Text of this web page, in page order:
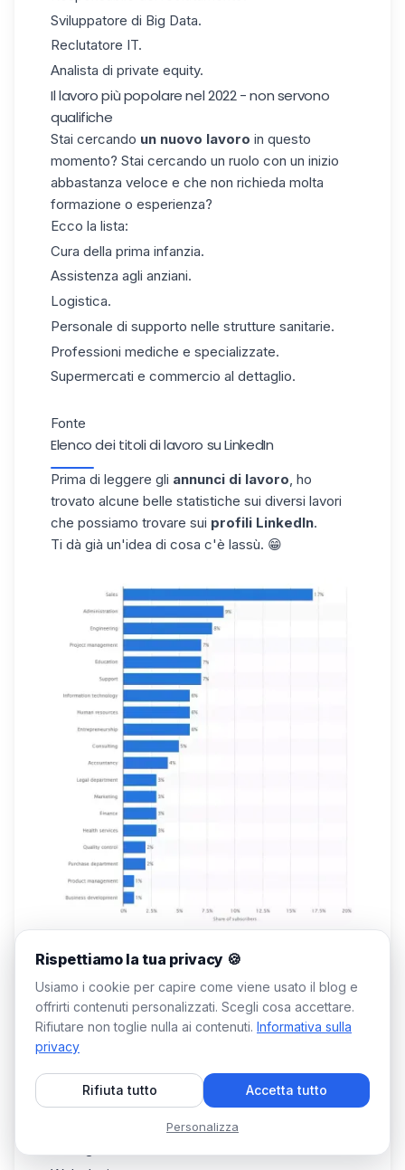
Sviluppatore di Big Data.
Reclutatore IT.
Analista di private equity.
Il lavoro più popolare nel 2022 - non servono
qualifiche
Stai cercando un nuovo lavoro in questo
momento? Stai cercando un ruolo con un inizio
abbastanza veloce e che non richieda molta
formazione o esperienza?
Ecco la lista:
Cura della prima infanzia.
Assistenza agli anziani.
Logistica.
Personale di supporto nelle strutture sanitarie.
Professioni mediche e specializzate.
Supermercati e commercio al dettaglio.
Fonte
Elenco dei titoli di lavoro su LinkedIn
Prima di leggere gli annunci di lavoro, ho
trovato alcune belle statistiche sui diversi lavori
che possiamo trovare sui profili LinkedIn.
Ti dà già un'idea di cosa c'è lassù. 😁
Ok, facciamo uno zoom suirisultati di ricerca
più popolari su LinkedIn!
Elenco dei titoli di lavoro in ambito tecnico, web
e telecomunicazioni
Amministratore di database.
Architetto di sistemi informativi.
Analista di business.
IT project manager.
Rispettiamo la tua privacy 🍪
Usiamo i cookie per capire come viene usato il blog e
offrirti contenuti personalizzati. Scegli cosa accettare.
Rifiutare non toglie nulla ai contenuti. Informativa sulla
privacy
Rifiuta tutto Accetta tutto
Personalizza